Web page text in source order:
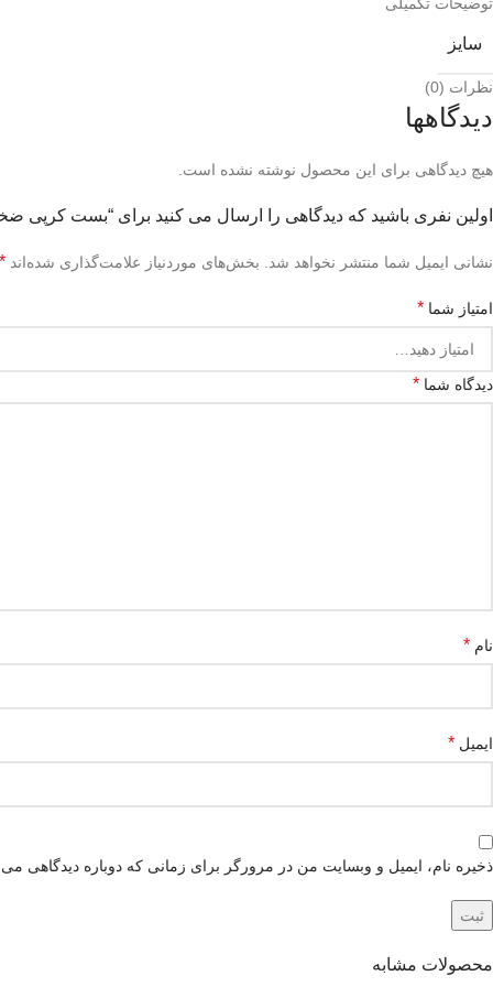
سایز
نظرات (0)
دیدگاهها
هیچ دیدگاهی برای این محصول نوشته نشده است.
اولین نفری باشید که دیدگاهی را ارسال می کنید برای “بست کرپی ضخامت 10
نشانی ایمیل شما منتشر نخواهد شد. بخش‌های موردنیاز علامت‌گذاری شده‌اند *
امتیاز شما *
دیدگاه شما *
نام *
ایمیل *
ذخیره نام، ایمیل و وبسایت من در مرورگر برای زمانی که دوباره دیدگاهی
محصولات مشابه